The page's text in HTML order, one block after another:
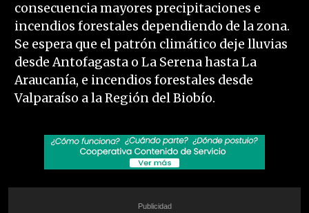
consecuencia mayores precipitaciones e
incendios forestales dependiendo de la zona.
Se espera que el patrón climático deje lluvias
desde Antofagasta o La Serena hasta La
Araucanía, e incendios forestales desde
Valparaíso a la Región del Biobío.